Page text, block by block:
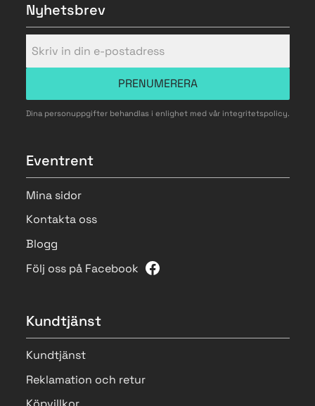
Nyhetsbrev
PRENUMERERA
Dina personuppgifter behandlas i enlighet med vår integritetspolicy.
Eventrent
Mina sidor
Kontakta oss
Blogg
Följ oss på Facebook
Kundtjänst
Kundtjänst
Reklamation och retur